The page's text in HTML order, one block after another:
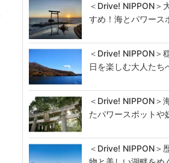
＜Drive! NIPPON＞
すめ！海とパワース
＜Drive! NIPPON＞
日を楽しむ大人た
＜Drive! NIPPON＞
たパワースポットや
＜Drive! NIPPON＞